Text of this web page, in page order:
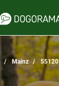
Mainz 55120